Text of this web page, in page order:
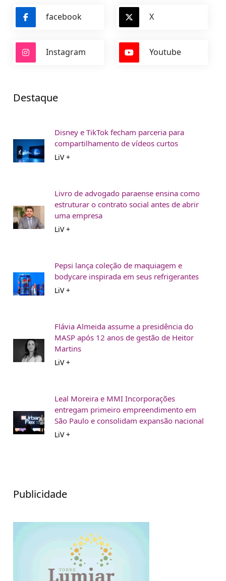
facebook X
Instagram Youtube
Destaque
Disney e TikTok fecham parceria para
compartilhamento de vídeos curtos
LiV +
Livro de advogado paraense ensina como
estruturar o contrato social antes de abrir
uma empresa
LiV +
Pepsi lança coleção de maquiagem e
bodycare inspirada em seus refrigerantes
LiV +
Flávia Almeida assume a presidência do
MASP após 12 anos de gestão de Heitor
Martins
LiV +
Leal Moreira e MMI Incorporações
entregam primeiro empreendimento em
São Paulo e consolidam expansão nacional
LiV +
Publicidade